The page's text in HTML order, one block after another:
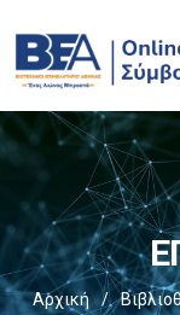
Αρχική /